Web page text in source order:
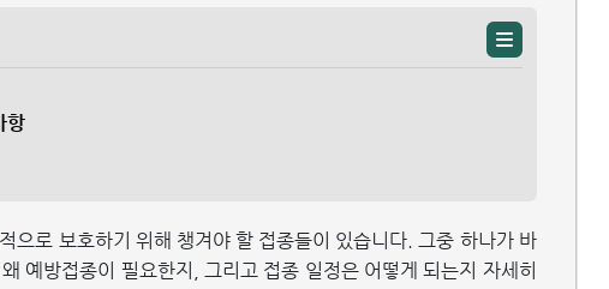
항
으로 보호하기 위해 챙겨야 할 접종들이 있습니다. 그중 하나가 바
예방접종이 필요한지, 그리고 접종 일정은 어떻게 되는지 자세히